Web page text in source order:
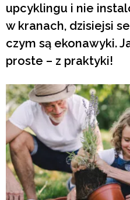
upcyklingu i nie
w kranach, dzisiejsi
czym są ekonawyki.
proste – z praktyki!